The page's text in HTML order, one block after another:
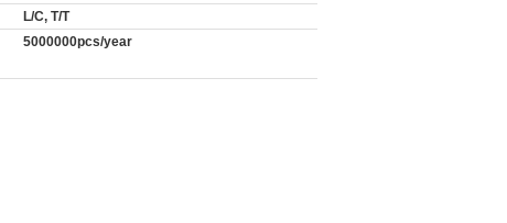
L/C, T/T
5000000pcs/year